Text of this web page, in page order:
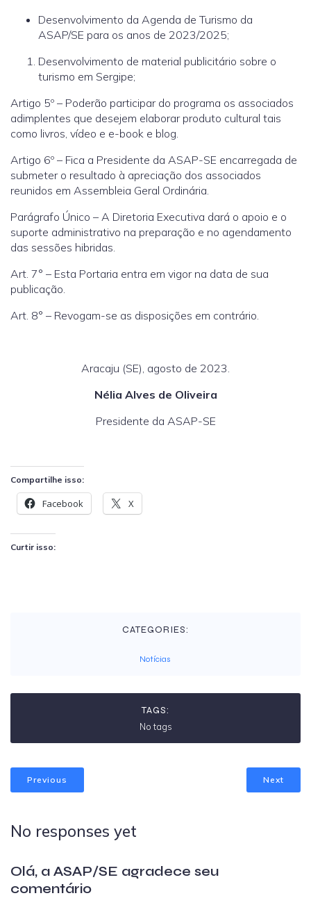
Desenvolvimento da Agenda de Turismo da
ASAP/SE para os anos de 2023/2025;
Desenvolvimento de material publicitário sobre o
turismo em Sergipe;
Artigo 5º – Poderão participar do programa os associados
adimplentes que desejem elaborar produto cultural tais
como livros, vídeo e e-book e blog.
Artigo 6º – Fica a Presidente da ASAP-SE encarregada de
submeter o resultado à apreciação dos associados
reunidos em Assembleia Geral Ordinária.
Parágrafo Único – A Diretoria Executiva dará o apoio e o
suporte administrativo na preparação e no agendamento
das sessões hibridas.
Art. 7° – Esta Portaria entra em vigor na data de sua
publicação.
Art. 8° – Revogam-se as disposições em contrário.
Aracaju (SE), agosto de 2023.
Nélia Alves de Oliveira
Presidente da ASAP-SE
Compartilhe isso:
Facebook X
Curtir isso:
CATEGORIES:
Notícias
TAGS:
No tags
Previous Next
No responses yet
Olá, a ASAP/SE agradece seu
comentário